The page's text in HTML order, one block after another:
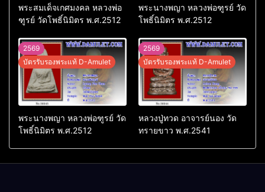
พระสมเด็จเกศมงคล หลวงพ่อ
ฑูรย์ วัดโพธิ์นิมิตร พ.ศ.2512
พระนางพญา หลวงพ่อฑูรย์ วัด
โพธิ์นิมิตร พ.ศ.2512
2569
บัตรรับรองพระแท้ D-Amulet
พระนางพญา หลวงพ่อฑูรย์ วัด
โพธิ์นิมิตร พ.ศ.2512
2569
บัตรรับรองพระแท้ D-Amulet
หลวงปู่ทวด อาจารย์นอง วัด
ทรายขาว พ.ศ.2541